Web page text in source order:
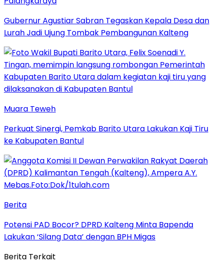
Gubernur Agustiar Sabran Tegaskan Kepala Desa dan
Lurah Jadi Ujung Tombak Pembangunan Kalteng
Muara Teweh
Perkuat Sinergi, Pemkab Barito Utara Lakukan Kaji Tiru
ke Kabupaten Bantul
Berita
Potensi PAD Bocor? DPRD Kalteng Minta Bapenda
Lakukan ‘Silang Data’ dengan BPH Migas
Berita Terkait